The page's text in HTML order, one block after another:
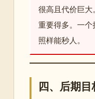
很高且代价巨
重要得多。一
照样能秒人。
四、后期